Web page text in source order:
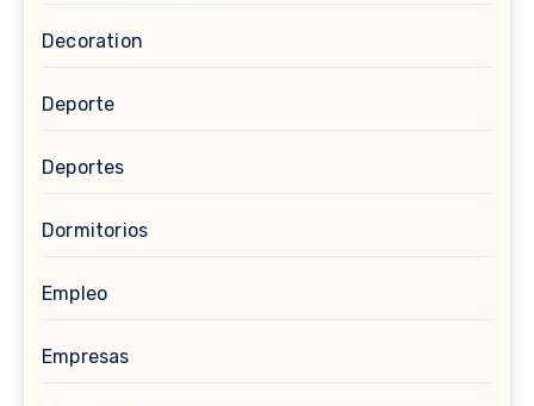
Decoration
Deporte
Deportes
Dormitorios
Empleo
Empresas